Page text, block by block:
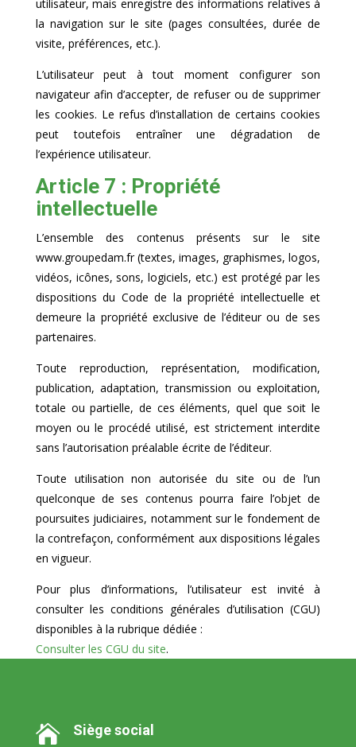
utilisateur, mais enregistre des informations relatives à
la navigation sur le site (pages consultées, durée de
visite, préférences, etc.).
L’utilisateur peut à tout moment configurer son
navigateur afin d’accepter, de refuser ou de supprimer
les cookies. Le refus d’installation de certains cookies
peut toutefois entraîner une dégradation de
l’expérience utilisateur.
Article 7 : Propriété
intellectuelle
L’ensemble des contenus présents sur le site
www.groupedam.fr (textes, images, graphismes, logos,
vidéos, icônes, sons, logiciels, etc.) est protégé par les
dispositions du Code de la propriété intellectuelle et
demeure la propriété exclusive de l’éditeur ou de ses
partenaires.
Toute reproduction, représentation, modification,
publication, adaptation, transmission ou exploitation,
totale ou partielle, de ces éléments, quel que soit le
moyen ou le procédé utilisé, est strictement interdite
sans l’autorisation préalable écrite de l’éditeur.
Toute utilisation non autorisée du site ou de l’un
quelconque de ses contenus pourra faire l’objet de
poursuites judiciaires, notamment sur le fondement de
la contrefaçon, conformément aux dispositions légales
en vigueur.
Pour plus d’informations, l’utilisateur est invité à
consulter les conditions générales d’utilisation (CGU)
disponibles à la rubrique dédiée :
Consulter les CGU du site.
 Siège social